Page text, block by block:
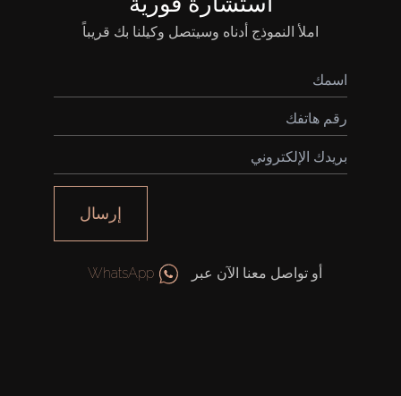
قيد الإنشاء
املأ النموذج أدناه وسيتصل وكيلنا بك قريباً
إرسال
أو تواصل معنا الآن عبر WhatsApp